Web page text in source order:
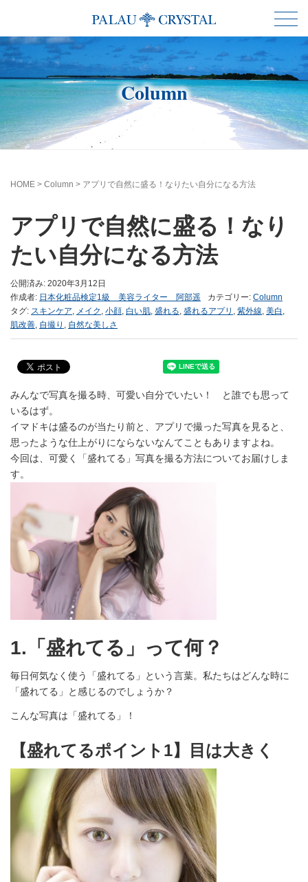
Column
HOME > Column > アプリで自然に盛る！なりたい自分になる方法
アプリで自然に盛る！なり
たい自分になる方法
公開済み: 2020年3月12日
作成者: 日本化粧品検定1級 美容ライター 阿部遥 カテゴリー: Column
タグ: スキンケア, メイク , 小顔, 白い肌, 盛れる, 盛れるアプリ , 紫外線, 美白 ,
肌改善, 自撮り , 自然な美しさ
みんなで写真を撮る時、可愛い自分でいたい！ と誰でも思って
いるはず。
イマドキは盛るのが当たり前と、アプリで撮った写真を見ると、
思ったような仕上がりにならないなんてこともありますよね。
今回は、可愛く「盛れてる」写真を撮る方法についてお届けしま
す。
1.「盛れてる」って何？
毎日何気なく使う「盛れてる」という言葉。私たちはどんな時に
「盛れてる」と感じるのでしょうか？
こんな写真は「盛れてる」！
【盛れてるポイント1】目は大きく